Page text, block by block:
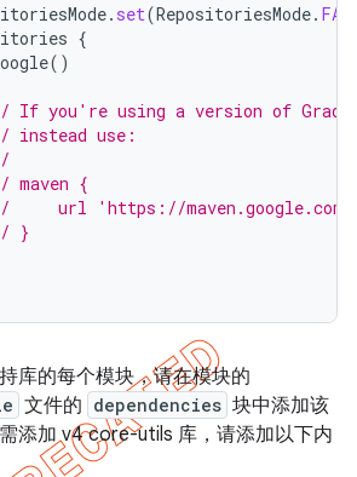
. set(RepositoriesMode.
{
()
If you're using a version of
instead use:
maven {
url 'https://maven.google.com'
}
库的每个模块，请在模块的
文件的 dependencies 块中添加该
添加 v4 core-utils 库，请添加以下内